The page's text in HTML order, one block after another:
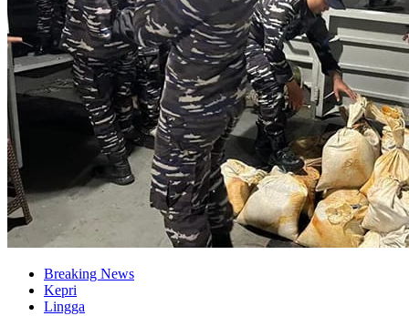
Breaking News
Kepri
Lingga